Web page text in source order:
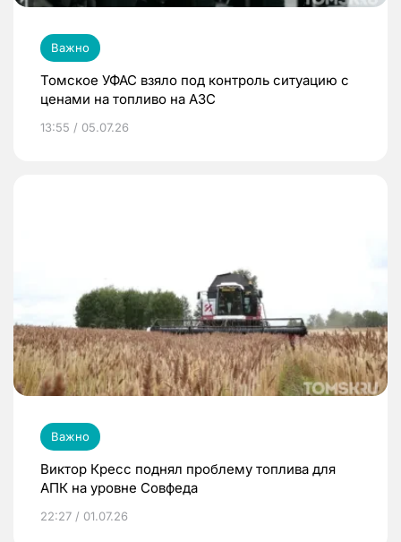
Важно
Томское УФАС взяло под контроль ситуацию с
ценами на топливо на АЗС
13:55 / 05.07.26
Важно
Виктор Кресс поднял проблему топлива для
АПК на уровне Совфеда
22:27 / 01.07.26